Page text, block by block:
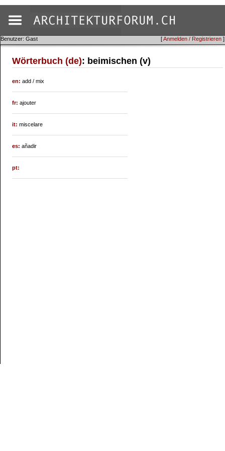
[Anmelden / Registrieren ]
Benutzer: Gast
Wörterbuch (de): beimischen (v)
en:add / mix
fr:ajouter
it:miscelare
es:añadir
pt: